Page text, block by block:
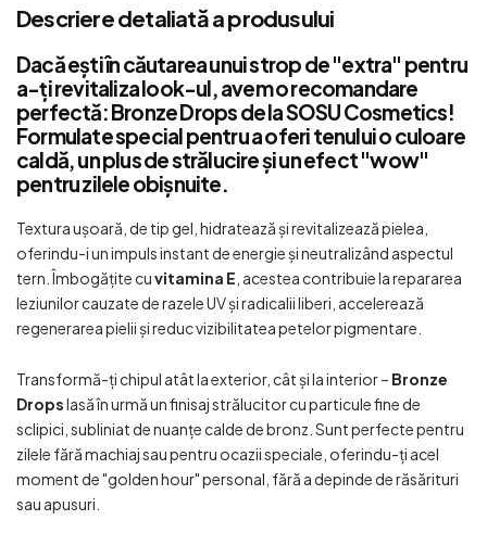
Descriere detaliată a produsului
Dacă ești în căutarea unui strop de "extra" pentru
a-ți revitaliza look-ul, avem o recomandare
perfectă:Bronze Drops de la SOSU Cosmetics!
Formulate special pentru a oferi tenului o culoare
caldă, un plus de strălucire și un efect "wow"
pentru zilele obișnuite.
Textura ușoară, de tip gel, hidratează și revitalizează pielea,
oferindu-i un impuls instant de energie și neutralizând aspectul
tern. Îmbogățite cuvitamina E , acestea contribuie la repararea
leziunilor cauzate de razele UV și radicalii liberi, accelerează
regenerarea pielii și reduc vizibilitatea petelor pigmentare.
Transformă-ți chipul atât la exterior, cât și la interior – Bronze
Dropslasă în urmă un finisaj strălucitor cu particule fine de
sclipici, subliniat de nuanțe calde de bronz. Sunt perfecte pentru
zilele fără machiaj sau pentru ocazii speciale, oferindu-ți acel
moment de "golden hour" personal, fără a depinde de răsărituri
sau apusuri.